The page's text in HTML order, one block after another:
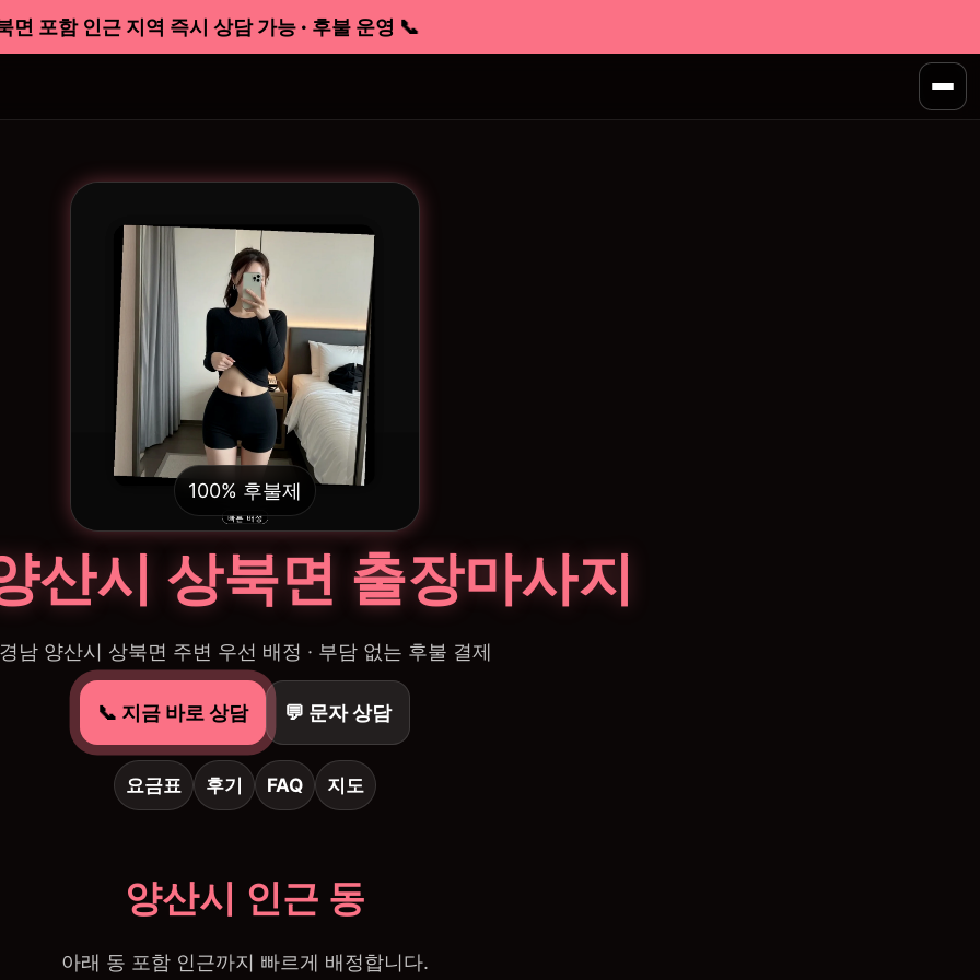
함 인근 지역 즉시 상담 가능 · 후불 운영 📞
100% 후불제
산시 상북면 출장마사지
남 양산시 상북면 주변 우선 배정 · 부담 없는 후불 결제
📞 지금 바로 상담 💬 문자 상담
요금표 후기 FAQ 지도
양산시 인근 동
아래 동 포함 인근까지 빠르게 배정합니다.